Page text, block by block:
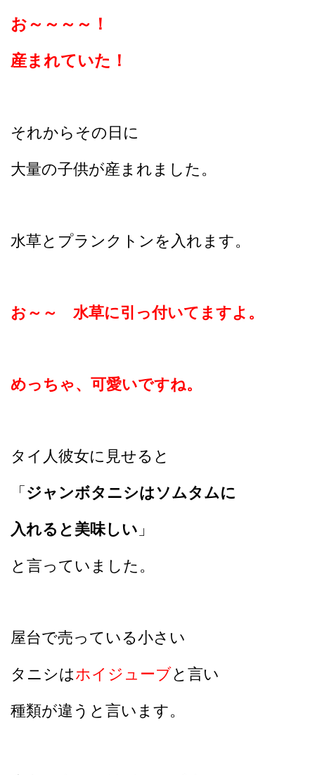
お～～～～！
産まれていた！
それからその日に
大量の子供が産まれました。
水草とプランクトンを入れます。
お～～ 水草に引っ付いてますよ。
めっちゃ、可愛いですね。
タイ人彼女に見せると
「 ジャンボタニシはソムタムに
入れると美味しい 」
と言っていました。
屋台で売っている小さい
タニシはホイジューブと言い
種類が違うと言います。